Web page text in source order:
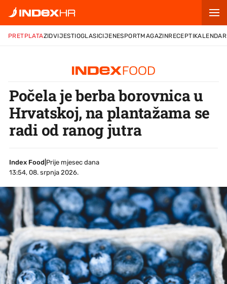
PRETPLATAZIDVIJESTIOGLASICIJENESPORTMAGAZINRECEPTIKALENDAR
Počela je berba borovnica u
Hrvatskoj, na plantažama se
radi od ranog jutra
Index Food
Prije mjesec dana
13:54, 08. srpnja 2026.